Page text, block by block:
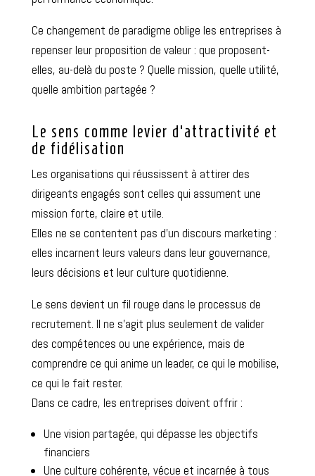
Ce changement de paradigme oblige les entreprises à
repenser leur proposition de valeur : que proposent-
elles, au-delà du poste ? Quelle mission, quelle utilité,
quelle ambition partagée ?
Le sens comme levier d’attractivité et
de fidélisation
Les organisations qui réussissent à attirer des
dirigeants engagés sont celles qui assument une
mission forte, claire et utile.
Elles ne se contentent pas d’un discours marketing :
elles incarnent leurs valeurs dans leur gouvernance,
leurs décisions et leur culture quotidienne.
Le sens devient un fil rouge dans le processus de
recrutement. Il ne s’agit plus seulement de valider
des compétences ou une expérience, mais de
comprendre ce qui anime un leader, ce qui le mobilise,
ce qui le fait rester.
Dans ce cadre, les entreprises doivent offrir :
Une vision partagée, qui dépasse les objectifs
financiers
Une culture cohérente, vécue et incarnée à tous